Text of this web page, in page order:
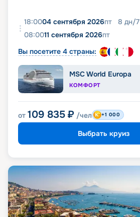
18:0004 сентября 2026пт 8 дн/7
08:0011 сентября 2026пт
Вы посетите 4 страны:
MSC World Europa
КОМФОРТ
от 109 835 ₽ /чел +1 000
Выбрать круиз